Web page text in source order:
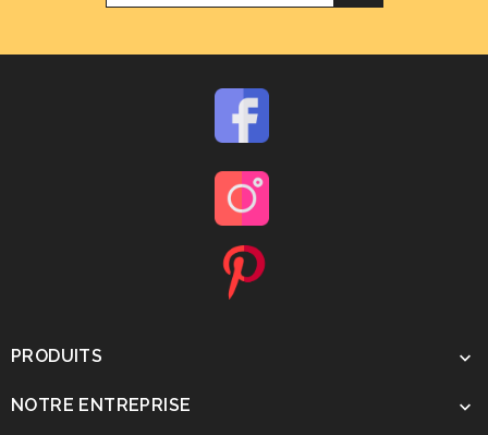
PRODUITS 
NOTRE ENTREPRISE 